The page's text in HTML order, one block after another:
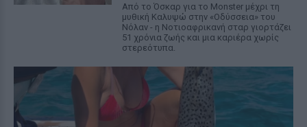
Από το Όσκαρ για το Monster μέχρι τη
μυθική Καλυψώ στην «Οδύσσεια» του
Νόλαν - η Νοτιοαφρικανή σταρ γιορτάζει
51 χρόνια ζωής και μια καριέρα χωρίς
στερεότυπα.